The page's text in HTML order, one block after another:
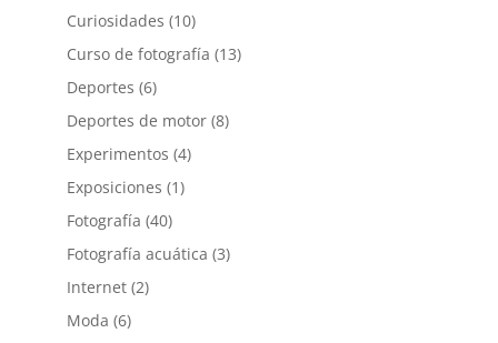
Curiosidades (10)
Curso de fotografía (13)
Deportes (6)
Deportes de motor(8)
Experimentos (4)
Exposiciones (1)
Fotografía (40)
Fotografía acuática (3)
Internet(2)
Moda (6)